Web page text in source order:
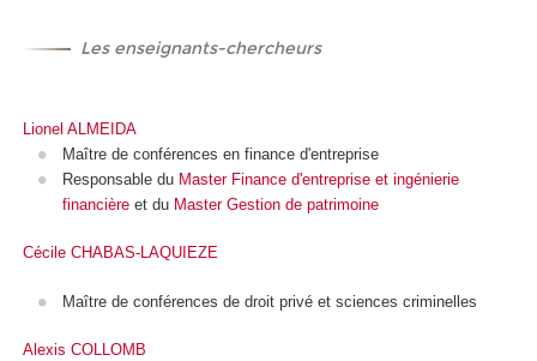
Les enseignants-chercheurs
Lionel ALMEIDA
Maître de conférences en finance d'entreprise
Responsable du Master Finance d'entreprise et ingénierie
financièreet du Master Gestion de patrimoine
Cécile CHABAS-LAQUIEZE
Maître de conférences de droit privé et sciences criminelles
Alexis COLLOMB